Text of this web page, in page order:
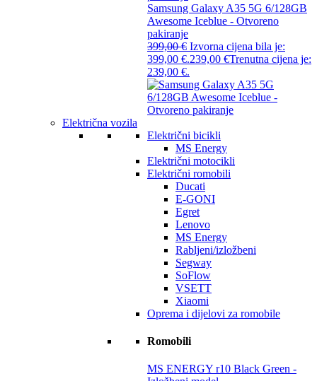
Samsung Galaxy A35 5G 6/128GB
Awesome Iceblue - Otvoreno
pakiranje
399,00€ Izvorna cijena bila je:
399,00 €.239,00 €Trenutna cijena je:
239,00 €.
Električna vozila
Električni bicikli
MS Energy
Električni motocikli
Električni romobili
Ducati
E-GONI
Egret
Lenovo
MS Energy
Rabljeni/izložbeni
Segway
SoFlow
VSETT
Xiaomi
Oprema i dijelovi za romobile
Romobili
MS ENERGY r10 Black Green -